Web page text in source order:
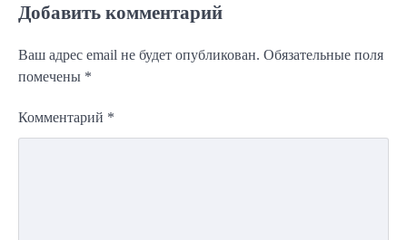
Добавить комментарий
Ваш адрес email не будет опубликован. Обязательные поля
помечены *
Комментарий *